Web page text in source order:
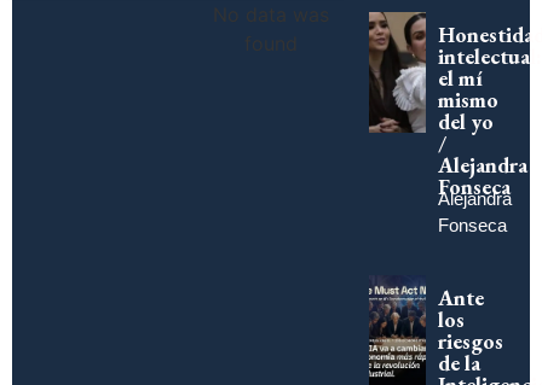
No data was
found
intelectual:
el mí
mismo
del yo
/
Alejandra
Fonseca
Alejandra
Fonseca
Ante
los
riesgos
de la